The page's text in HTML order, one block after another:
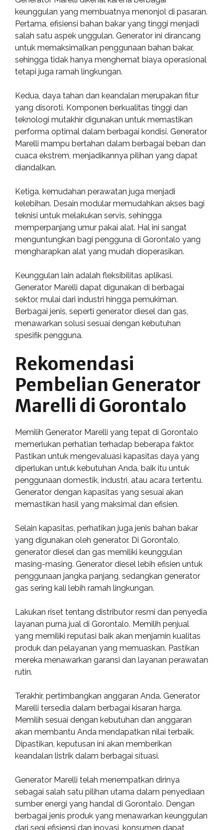
keunggulan yang membuatnya menonjol di pasaran.
Pertama, efisiensi bahan bakar yang tinggi menjadi
salah satu aspek unggulan. Generator ini dirancang
untuk memaksimalkan penggunaan bahan bakar,
sehingga tidak hanya menghemat biaya operasional
tetapi juga ramah lingkungan.
Kedua, daya tahan dan keandalan merupakan fitur
yang disoroti. Komponen berkualitas tinggi dan
teknologi mutakhir digunakan untuk memastikan
performa optimal dalam berbagai kondisi. Generator
Marelli mampu bertahan dalam berbagai beban dan
cuaca ekstrem, menjadikannya pilihan yang dapat
diandalkan.
Ketiga, kemudahan perawatan juga menjadi
kelebihan. Desain modular memudahkan akses bagi
teknisi untuk melakukan servis, sehingga
memperpanjang umur pakai alat. Hal ini sangat
menguntungkan bagi pengguna di Gorontalo yang
mengharapkan alat yang mudah dioperasikan.
Keunggulan lain adalah fleksibilitas aplikasi.
Generator Marelli dapat digunakan di berbagai
sektor, mulai dari industri hingga pemukiman.
Berbagai jenis, seperti generator diesel dan gas,
menawarkan solusi sesuai dengan kebutuhan
spesifik pengguna.
Rekomendasi
Pembelian Generator
Marelli di Gorontalo
Memilih Generator Marelli yang tepat di Gorontalo
memerlukan perhatian terhadap beberapa faktor.
Pastikan untuk mengevaluasi kapasitas daya yang
diperlukan untuk kebutuhan Anda, baik itu untuk
penggunaan domestik, industri, atau acara tertentu.
Generator dengan kapasitas yang sesuai akan
memastikan hasil yang maksimal dan efisien.
Selain kapasitas, perhatikan juga jenis bahan bakar
yang digunakan oleh generator. Di Gorontalo,
generator diesel dan gas memiliki keunggulan
masing-masing. Generator diesel lebih efisien untuk
penggunaan jangka panjang, sedangkan generator
gas sering kali lebih ramah lingkungan.
Lakukan riset tentang distributor resmi dan penyedia
layanan purna jual di Gorontalo. Memilih penjual
yang memiliki reputasi baik akan menjamin kualitas
produk dan pelayanan yang memuaskan. Pastikan
mereka menawarkan garansi dan layanan perawatan
rutin.
Terakhir, pertimbangkan anggaran Anda. Generator
Marelli tersedia dalam berbagai kisaran harga.
Memilih sesuai dengan kebutuhan dan anggaran
akan membantu Anda mendapatkan nilai terbaik.
Dipastikan, keputusan ini akan memberikan
keandalan listrik dalam berbagai situasi.
Generator Marelli telah menempatkan dirinya
sebagai salah satu pilihan utama dalam penyediaan
sumber energi yang handal di Gorontalo. Dengan
berbagai jenis produk yang menawarkan keunggulan
dari segi efisiensi dan inovasi, konsumen dapat